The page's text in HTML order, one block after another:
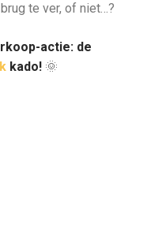
te ver, of niet…?
actie: de
kado!🌞